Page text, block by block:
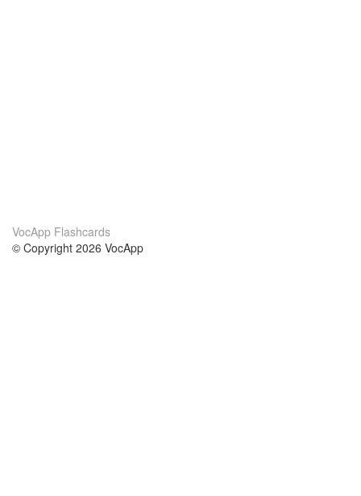
VocApp Flashcards
© Copyright 2026 VocApp